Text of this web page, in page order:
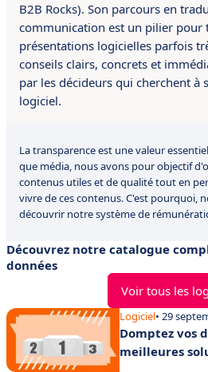
B2B Rocks). Son parcours en
communication est un pilier pour
présentations logicielles parfois
conseils clairs, concrets et
par les décideurs qui cherchent à
logiciel.
La transparence est une valeur
que média, nous avons pour objectif
contenus utiles et de qualité tout en
vivre de ces contenus. C'est pourquoi,
découvrir notre système de
Découvrez notre catalogue
données
Voir tous les
Logiciel• 29
Domptez vos
meilleures